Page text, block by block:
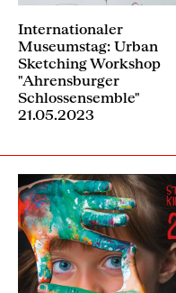
Internationaler
Museumstag: Urban
Sketching Workshop
"Ahrensburger
Schlossensemble"
21.05.2023